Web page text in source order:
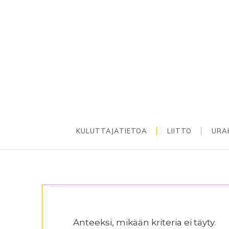
KULUTTAJATIETOA LIITTO
Anteeksi, mikään kriteria ei täyty.